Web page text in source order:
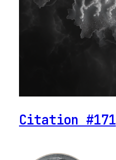
Citation #171